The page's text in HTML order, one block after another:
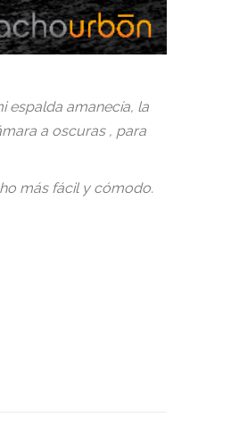
espalda amanecía, la
a oscuras , para
más fácil y cómodo.